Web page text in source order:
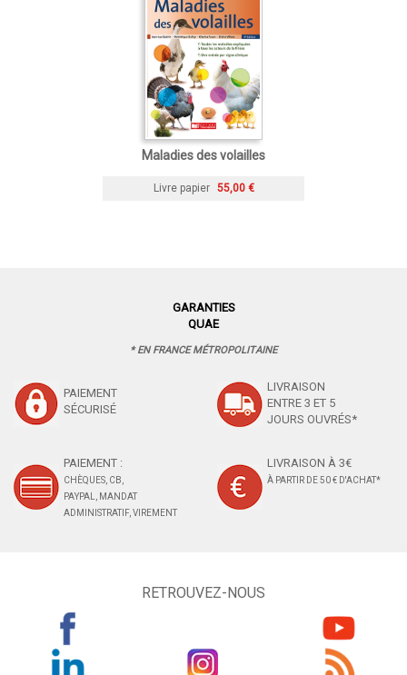
Maladies des volailles
Livre papier 55,00 €
GARANTIES
QUAE
* EN FRANCE MÉTROPOLITAINE
PAIEMENT
SÉCURISÉ
LIVRAISON
ENTRE 3 ET 5
JOURS OUVRÉS*
PAIEMENT :
CHÈQUES, CB,
PAYPAL, MANDAT
ADMINISTRATIF, VIREMENT
LIVRAISON À 3€
À PARTIR DE 50 € D'ACHAT*
RETROUVEZ-NOUS